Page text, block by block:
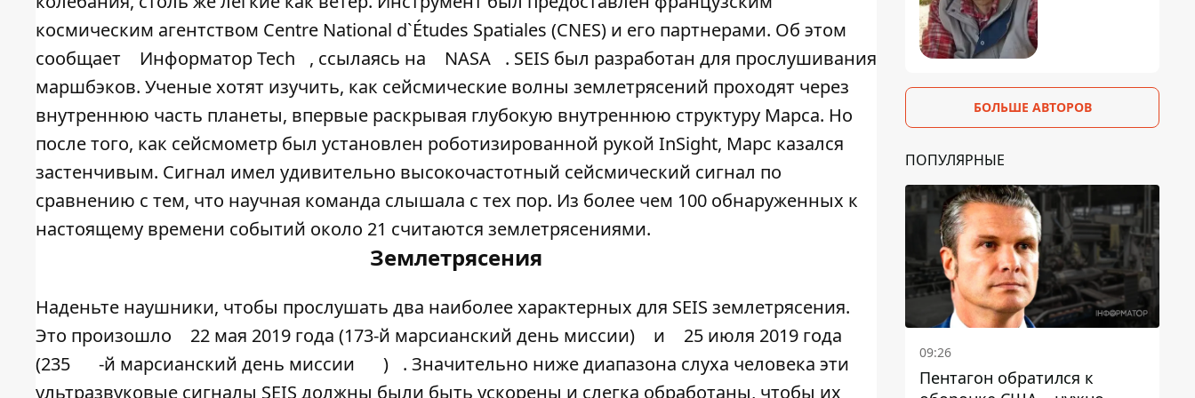
космическим агентством Centre National d`Études Spatiales (CNES) и его партнерами. Об этом
сообщает
Информатор Tech , ссылаясь на NASA
. SEIS был разработан для прослушивания
маршбэков. Ученые хотят изучить, как сейсмические волны землетрясений проходят через
внутреннюю часть планеты, впервые раскрывая глубокую внутреннюю структуру Марса. Но
после того, как сейсмометр был установлен роботизированной рукой InSight, Марс казался
застенчивым. Сигнал имел удивительно высокочастотный сейсмический сигнал по
сравнению с тем, что научная команда слышала с тех пор. Из более чем 100 обнаруженных к
настоящему времени событий около 21 считаются землетрясениями.
Землетрясения
Наденьте наушники, чтобы прослушать два наиболее характерных для SEIS землетрясения.
Это произошло
22 мая 2019 года (173-й марсианский день миссии) и
25 июля 2019 года
(235
-й марсианский день миссии )
. Значительно ниже диапазона слуха человека эти
ультразвуковые сигналы SEIS должны были быть ускорены и слегка обработаны, чтобы их
БОЛЬШЕ АВТОРОВ
ПОПУЛЯРНЫЕ
09:26
Пентагон обратился к